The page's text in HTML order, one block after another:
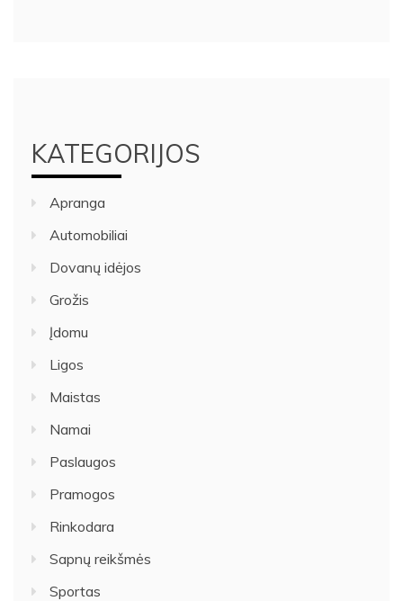
KATEGORIJOS
Apranga
Automobiliai
Dovanų idėjos
Grožis
Įdomu
Ligos
Maistas
Namai
Paslaugos
Pramogos
Rinkodara
Sapnų reikšmės
Sportas